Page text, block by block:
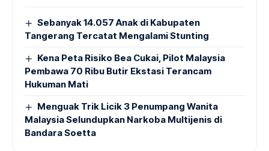
Sebanyak 14.057 Anak di Kabupaten
Tangerang Tercatat Mengalami Stunting
Kena Peta Risiko Bea Cukai, Pilot Malaysia
Pembawa 70 Ribu Butir Ekstasi Terancam
Hukuman Mati
Menguak Trik Licik 3 Penumpang Wanita
Malaysia Selundupkan Narkoba Multijenis di
Bandara Soetta